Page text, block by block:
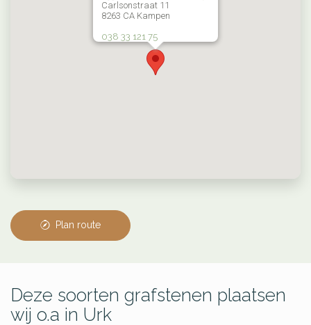
Carlsonstraat 11
8263 CA Kampen
038 33 121 75
Plan route
Deze soorten grafstenen plaatsen
wij o.a in Urk